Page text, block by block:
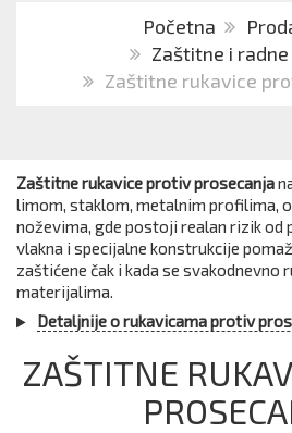
Početna
Zaštitne i
Zaštitne rukavice
Zaštitne rukavice protiv prosecanja
limom, staklom, metalnim profilima,
noževima, gde postoji realan rizik od
vlakna i specijalne konstrukcije
zaštićene čak i kada se svakodnevno
materijalima.
Detaljnije o rukavicama protiv
ZAŠTITNE